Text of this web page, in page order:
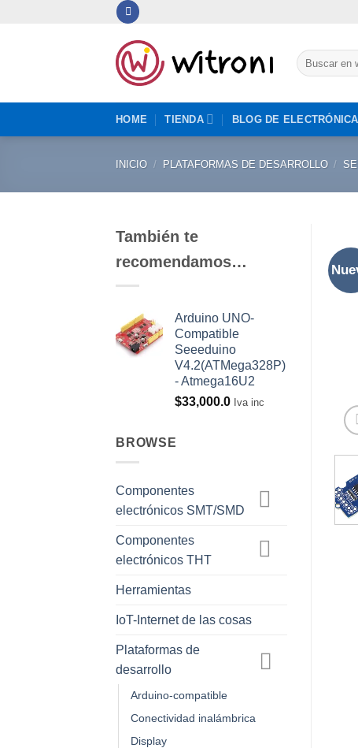
Buscar
por:
HOME TIENDA BLOG DE ELECTRÓNICA
INICIO / PLATAFORMAS DE DESARROLLO /
También te
recomendamos…
Arduino UNO-
Compatible
Seeeduino
V4.2(ATMega328P)
- Atmega16U2
$33,000.0 Iva inc
BROWSE
Componentes
electrónicos SMT/SMD
Componentes
electrónicos THT
Herramientas
IoT-Internet de las cosas
Plataformas de
desarrollo
Arduino-compatible
Conectividad inalámbrica
Display